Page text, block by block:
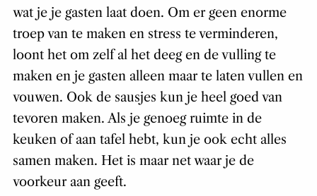
wat je je gasten laat doen. Om er geen enorme
troep van te maken en stress te verminderen,
loont het om zelf al het deeg en de vulling te
maken en je gasten alleen maar te laten vullen en
vouwen. Ook de sausjes kun je heel goed van
tevoren maken. Als je genoeg ruimte in de
keuken of aan tafel hebt, kun je ook echt alles
samen maken. Het is maar net waar je de
voorkeur aan geeft.